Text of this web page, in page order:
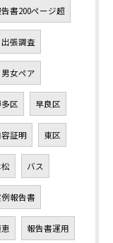
書200ページ超
出張調査
男女ペア
区 早良区
容証明 東区
バス
報告書
報告書運用